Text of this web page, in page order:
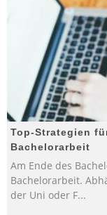
Top-Strategien
Bachelorarbeit
Am Ende des
Bachelorarbeit.
der Uni oder F...